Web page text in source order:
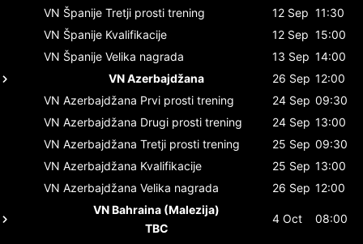
VN Španije Tretji prosti trening 12 Sep 11:30
VN Španije Kvalifikacije 12 Sep 15:00
VN Španije Velika nagrada 13 Sep 14:00
VN Azerbajdžana
26 Sep 12:00
VN Azerbajdžana Prvi prosti trening 24 Sep 09:30
VN Azerbajdžana Drugi prosti trening 24 Sep 13:00
VN Azerbajdžana Tretji prosti trening 25 Sep 09:30
VN Azerbajdžana Kvalifikacije 25 Sep 13:00
VN Azerbajdžana Velika nagrada 26 Sep 12:00
VN Bahraina (Malezija)
TBC
4 Oct 08:00